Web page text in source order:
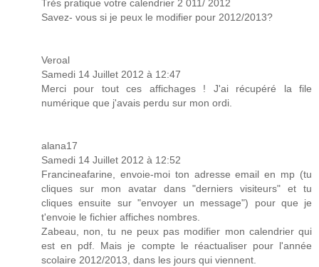
Très pratique votre calendrier 2 011/ 2012
Savez- vous si je peux le modifier pour 2012/2013?
Veroal
Samedi 14 Juillet 2012 à 12:47
Merci pour tout ces affichages ! J'ai récupéré la file
numérique que j'avais perdu sur mon ordi.
alana17
Samedi 14 Juillet 2012 à 12:52
Francineafarine, envoie-moi ton adresse email en mp (tu
cliques sur mon avatar dans "derniers visiteurs" et tu
cliques ensuite sur "envoyer un message") pour que je
t'envoie le fichier affiches nombres.
Zabeau, non, tu ne peux pas modifier mon calendrier qui
est en pdf. Mais je compte le réactualiser pour l'année
scolaire 2012/2013, dans les jours qui viennent.